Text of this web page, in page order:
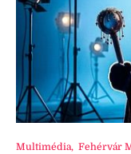
Multimédia, Fehérvár